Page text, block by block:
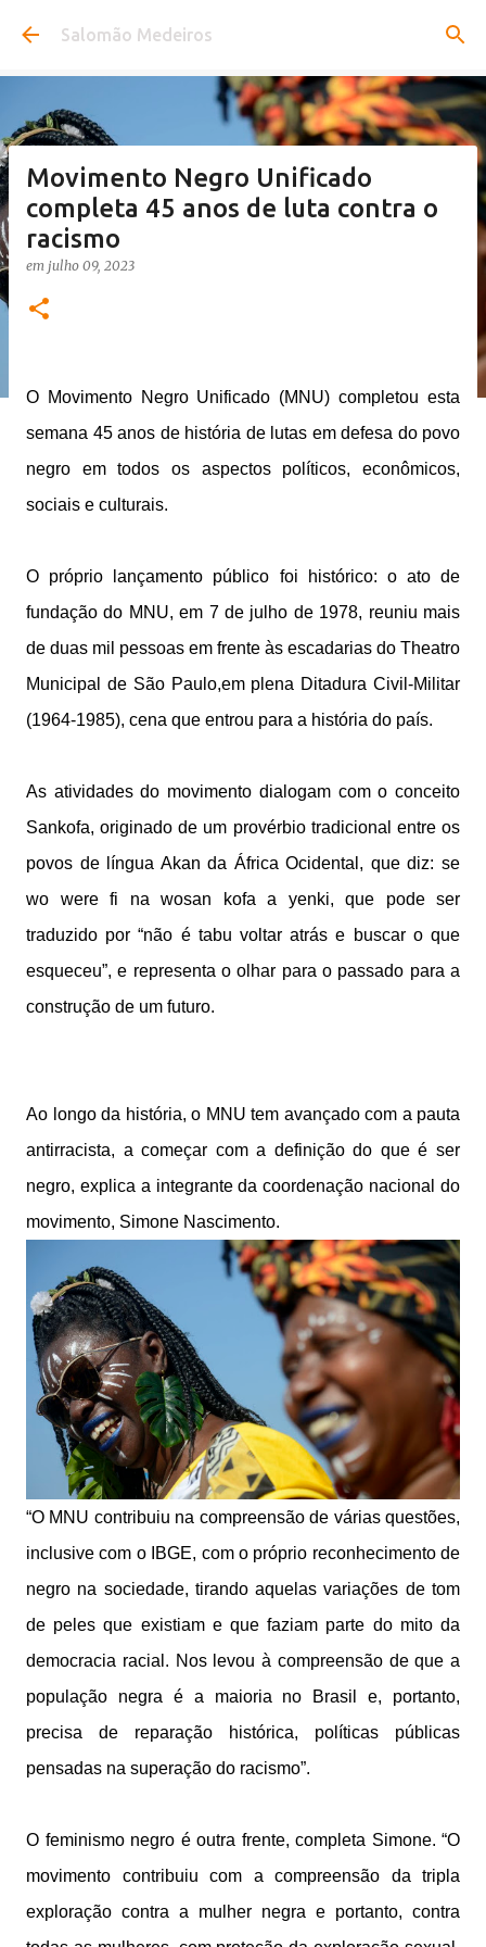
Pular para o conteúdo principal
Salomão Medeiros
Movimento Negro Unificado
completa 45 anos de luta contra o
racismo
em julho 09, 2023
O Movimento Negro Unificado (MNU) completou esta
semana 45 anos de história de lutas em defesa do povo
negro em todos os aspectos políticos, econômicos,
sociais e culturais.
O próprio lançamento público foi histórico: o ato de
fundação do MNU, em 7 de julho de 1978, reuniu mais
de duas mil pessoas em frente às escadarias do Theatro
Municipal de São Paulo,em plena Ditadura Civil-Militar
(1964-1985), cena que entrou para a história do país.
As atividades do movimento dialogam com o conceito
Sankofa, originado de um provérbio tradicional entre os
povos de língua Akan da África Ocidental, que diz: se
wo were fi na wosan kofa a yenki, que pode ser
traduzido por “não é tabu voltar atrás e buscar o que
esqueceu”, e representa o olhar para o passado para a
construção de um futuro.
Ao longo da história, o MNU tem avançado com a pauta
antirracista, a começar com a definição do que é ser
negro, explica a integrante da coordenação nacional do
movimento, Simone Nascimento.
“O MNU contribuiu na compreensão de várias questões,
inclusive com o IBGE, com o próprio reconhecimento de
negro na sociedade, tirando aquelas variações de tom
de peles que existiam e que faziam parte do mito da
democracia racial. Nos levou à compreensão de que a
população negra é a maioria no Brasil e, portanto,
precisa de reparação histórica, políticas públicas
pensadas na superação do racismo”.
O feminismo negro é outra frente, completa Simone. “O
movimento contribuiu com a compreensão da tripla
exploração contra a mulher negra e portanto, contra